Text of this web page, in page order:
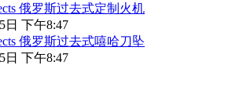
俄罗斯过去式定制火机
日 下午8:47
俄罗斯过去式嘻哈刀坠
日 下午8:47